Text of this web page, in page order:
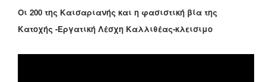
Οι 200 της Καισαριανής και η φασιστική βία της
Κατοχής -Εργατική Λέσχη Καλλιθέας-κλεισιμο